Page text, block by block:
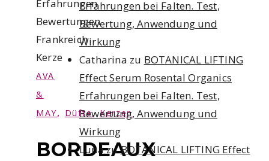
AVA
&
MAY, Düfte,Kerzen
BORDEAUX
Erfahrungen bei Falten. Test,
Bewertung, Anwendung und
Wirkung
Catharina zu BOTANICAL LIFTING
Effect Serum Rosental Organics
Erfahrungen bei Falten. Test,
Bewertung, Anwendung und
Wirkung
LunazuBOTANICAL LIFTING Effect